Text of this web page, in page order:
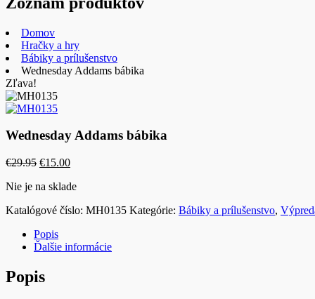
Domov
Hračky a hry
Bábiky a prílušenstvo
Wednesday Addams bábika
Zľava!
Wednesday Addams bábika
€29.95 Pôvodná
bola:
€15.00Aktuálna
je:
Nie je na sklade
Katalógové číslo: MH0135 Kategórie: Bábiky a prílušenstvo,
Popis
Ďalšie informácie
Popis